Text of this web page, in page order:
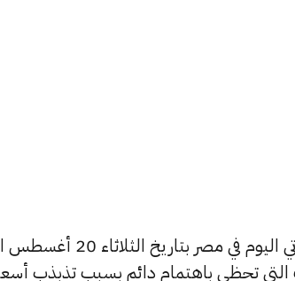
التي تحظى باهتمام دائم بسبب تذبذب